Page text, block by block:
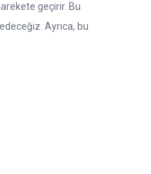
geçirir. Bu
Ayrıca, bu